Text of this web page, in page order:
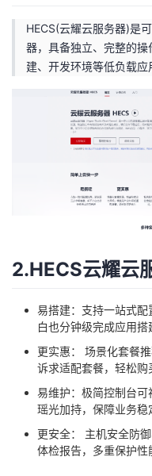
藏
HECS(云耀云服务器)是
器，具备独立、完整的
建、开发环境等低负载应
2.HECS云耀云
易搭建：支持一站式
白也分钟级完成应用搭
更实惠： 场景化套餐
诉求适配套餐，轻松购
易维护：极简控制台
瑶光加持，保障业务稳
更安全： 主机安全防
体检报告，多重保护性